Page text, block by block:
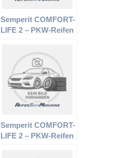
Semperit COMFORT-
LIFE 2 – PKW-Reifen
Semperit COMFORT-
LIFE 2 – PKW-Reifen